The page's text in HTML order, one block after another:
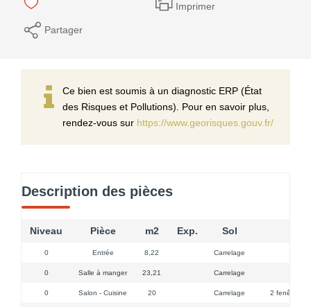
Imprimer
Partager
Ce bien est soumis à un diagnostic ERP (État
des Risques et Pollutions). Pour en savoir plus,
rendez-vous sur https://www.georisques.gouv.fr/
Description des pièces
Niveau Pièce m2 Exp. Sol
0 Entrée 8,22 Carrelage
0 Salle à manger 23,21 Carrelage
0 Salon - Cuisine 20 Carrelage 2 fenêtres,